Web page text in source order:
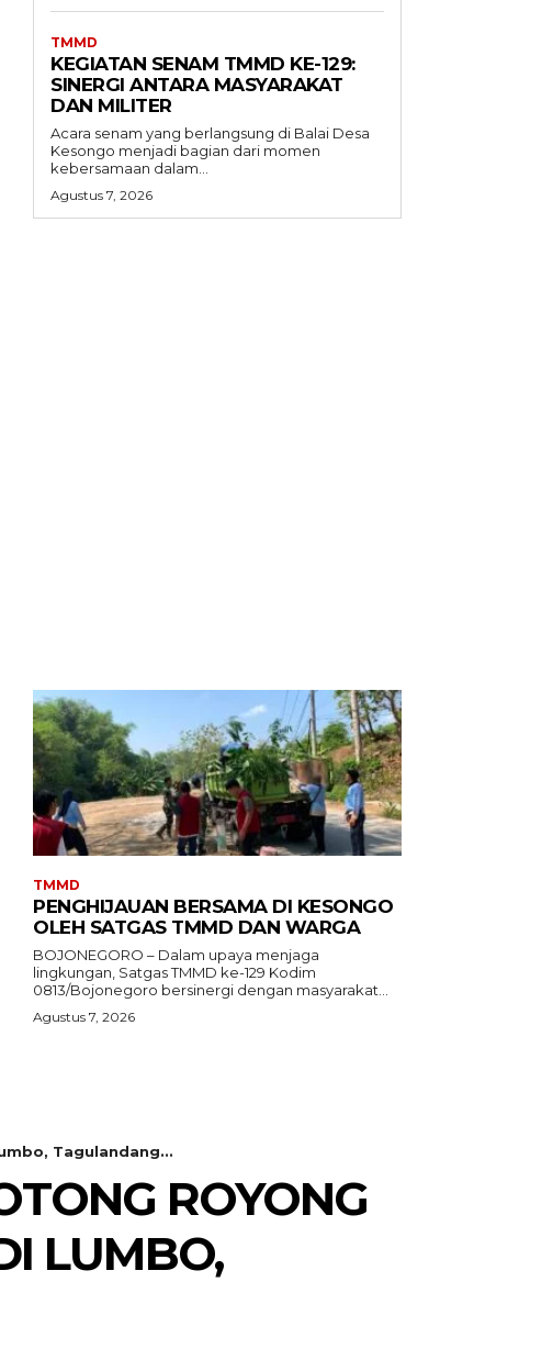
TMMD
KEGIATAN SENAM TMMD KE-129:
SINERGI ANTARA MASYARAKAT
DAN MILITER
Acara senam yang berlangsung di Balai Desa
Kesongo menjadi bagian dari momen
kebersamaan dalam...
Agustus 7, 2026
TMMD
PENGHIJAUAN BERSAMA DI KESONGO
OLEH SATGAS TMMD DAN WARGA
BOJONEGORO – Dalam upaya menjaga
lingkungan, Satgas TMMD ke-129 Kodim
0813/Bojonegoro bersinergi dengan masyarakat...
Agustus 7, 2026